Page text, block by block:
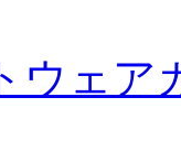
ウェア